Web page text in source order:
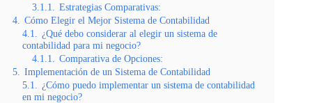
3.1.1.
Estrategias Comparativas:
4.
Cómo Elegir el Mejor Sistema de Contabilidad
4.1.
¿Qué debo considerar al elegir un sistema de
contabilidad para mi negocio?
4.1.1.
Comparativa de Opciones:
5.
Implementación de un Sistema de Contabilidad
5.1.
¿Cómo puedo implementar un sistema de contabilidad
en mi negocio?